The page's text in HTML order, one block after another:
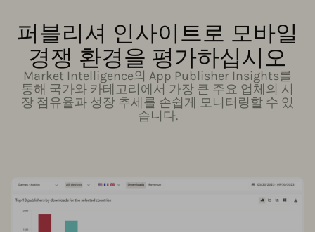
퍼블리셔 인사이트로 모바일
경쟁 환경을 평가하십시오
Market Intelligence의 App Publisher Insights를
통해 국가와 카테고리에서 가장 큰 주요 업체의 시
장 점유율과 성장 추세를 손쉽게 모니터링할 수 있
습니다.